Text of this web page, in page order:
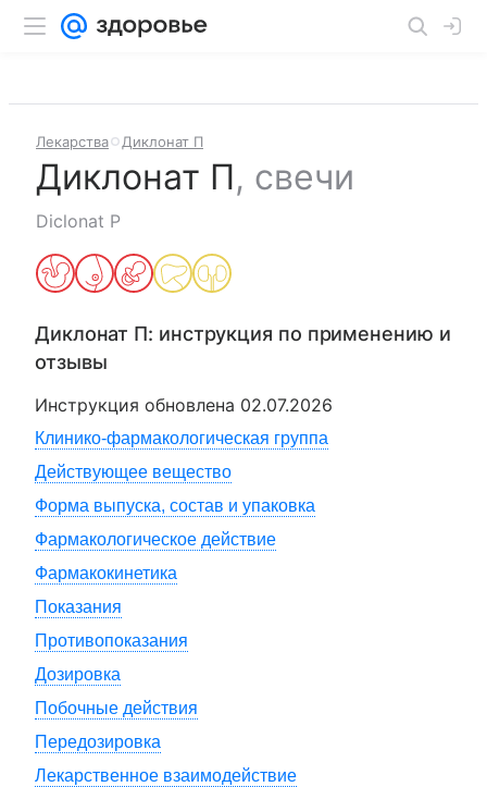
Лекарства Диклонат П
Диклонат П, свечи
Diclonat P
Диклонат П: инструкция по применению и
отзывы
Инструкция обновлена 02.07.2026
Клинико-фармакологическая группа
Действующее вещество
Форма выпуска, состав и упаковка
Фармакологическое действие
Фармакокинетика
Показания
Противопоказания
Дозировка
Побочные действия
Передозировка
Лекарственное взаимодействие